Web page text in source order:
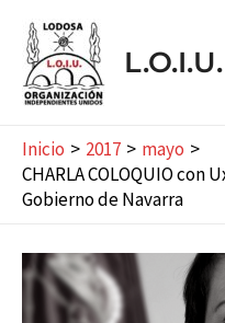
contenido
L.O.I.U.
Inicio 2017
mayo
CHARLA COLOQUIO
Gobierno de Navarra